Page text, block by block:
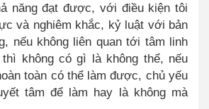
năng đạt được, với điều kiện tôi
và nghiêm khắc, kỷ luật với bản
nếu không liên quan tới tâm linh
thì không có gì là không thể, nếu
toàn có thể làm được, chủ yếu
tâm để làm hay là không mà